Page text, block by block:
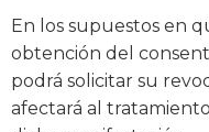
En los supuestos en
obtención del
podrá solicitar su
afectará al